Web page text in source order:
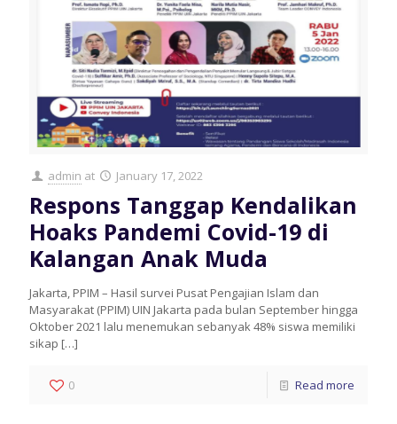
admin at January 17, 2022
Respons Tanggap Kendalikan
Hoaks Pandemi Covid-19 di
Kalangan Anak Muda
Jakarta, PPIM – Hasil survei Pusat Pengajian Islam dan
Masyarakat (PPIM) UIN Jakarta pada bulan September hingga
Oktober 2021 lalu menemukan sebanyak 48% siswa memiliki
sikap […]
0 Read more